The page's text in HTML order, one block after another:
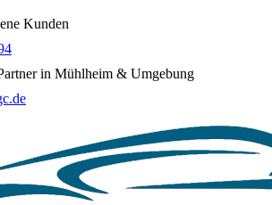
Kunden
in Mühlheim & Umgebung